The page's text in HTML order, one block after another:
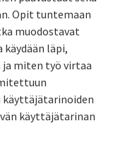
Opit tuntemaan
muodostavat
käydään läpi,
miten työ virtaa
käyttäjätarinoiden
käyttäjätarinan